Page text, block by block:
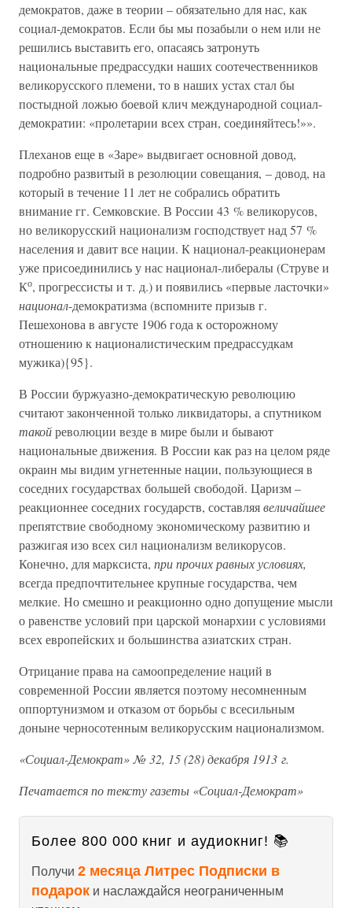
демократов, даже в теории – обязательно для нас, как
социал-демократов. Если бы мы позабыли о нем или не
решились выставить его, опасаясь затронуть
национальные предрассудки наших соотечественников
великорусского племени, то в наших устах стал бы
постыдной ложью боевой клич международной социал-
демократии: «пролетарии всех стран, соединяйтесь!»».
Плеханов еще в «Заре» выдвигает основной довод,
подробно развитый в резолюции совещания, – довод, на
который в течение 11 лет не собрались обратить
внимание гг. Семковские. В России 43 % великорусов,
но великорусский национализм господствует над 57 %
населения и давит все нации. К национал-реакционерам
уже присоединились у нас национал-либералы (Струве и
Ко, прогрессисты и т. д.) и появились «первые ласточки»
национал-демократизма (вспомните призыв г.
Пешехонова в августе 1906 года к осторожному
отношению к националистическим предрассудкам
мужика){95}.
В России буржуазно-демократическую революцию
считают законченной только ликвидаторы, а спутником
такойреволюции везде в мире были и бывают
национальные движения. В России как раз на целом ряде
окраин мы видим угнетенные нации, пользующиеся в
соседних государствах большей свободой. Царизм –
реакционнее соседних государств, составляявеличайшее
препятствие свободному экономическому развитию и
разжигая изо всех сил национализм великорусов.
Конечно, для марксиста, при прочих равных условиях,
всегда предпочтительнее крупные государства, чем
мелкие. Но смешно и реакционно одно допущение мысли
о равенстве условий при царской монархии с условиями
всех европейских и большинства азиатских стран.
Отрицание права на самоопределение наций в
современной России является поэтому несомненным
оппортунизмом и отказом от борьбы с всесильным
доныне черносотенным великорусским национализмом.
«Социал-Демократ» № 32, 15 (28) декабря 1913 г.
Печатается по тексту газеты «Социал-Демократ»
Более 800 000 книг и аудиокниг! 📚
Получи 2 месяца Литрес Подписки в
подарок и наслаждайся неограниченным